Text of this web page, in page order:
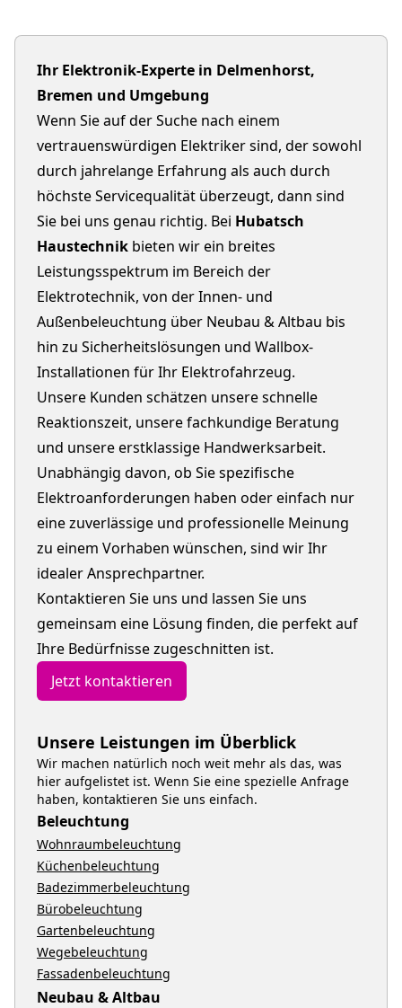
Ihr Elektronik-Experte in Delmenhorst,
Bremen und Umgebung
Wenn Sie auf der Suche nach einem
vertrauenswürdigen Elektriker sind, der sowohl
durch jahrelange Erfahrung als auch durch
höchste Servicequalität überzeugt, dann sind
Sie bei uns genau richtig. Bei Hubatsch
Haustechnik bieten wir ein breites
Leistungsspektrum im Bereich der
Elektrotechnik, von der Innen- und
Außenbeleuchtung über Neubau & Altbau bis
hin zu Sicherheitslösungen und Wallbox-
Installationen für Ihr Elektrofahrzeug.
Unsere Kunden schätzen unsere schnelle
Reaktionszeit, unsere fachkundige Beratung
und unsere erstklassige Handwerksarbeit.
Unabhängig davon, ob Sie spezifische
Elektroanforderungen haben oder einfach nur
eine zuverlässige und professionelle Meinung
zu einem Vorhaben wünschen, sind wir Ihr
idealer Ansprechpartner.
Kontaktieren Sie uns und lassen Sie uns
gemeinsam eine Lösung finden, die perfekt auf
Ihre Bedürfnisse zugeschnitten ist.
Jetzt kontaktieren
Unsere Leistungen im Überblick
Wir machen natürlich noch weit mehr als das, was
hier aufgelistet ist. Wenn Sie eine spezielle Anfrage
haben, kontaktieren Sie uns einfach.
Beleuchtung
Wohnraumbeleuchtung
Küchenbeleuchtung
Badezimmerbeleuchtung
Bürobeleuchtung
Gartenbeleuchtung
Wegebeleuchtung
Fassadenbeleuchtung
Neubau & Altbau